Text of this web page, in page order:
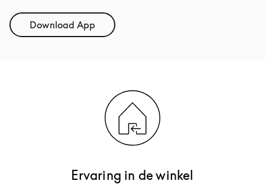
Download AppLink Opens in New Tab
Ervaring in de winkel